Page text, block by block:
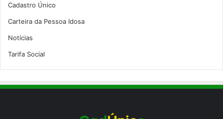
Cadastro Único
Carteira da Pessoa Idosa
Notícias
Tarifa Social